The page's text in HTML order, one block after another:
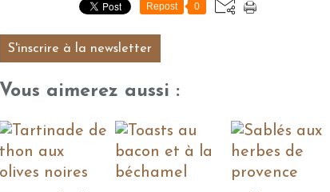
Repost 0
S'inscrire à la newsletter
Vous aimerez aussi :